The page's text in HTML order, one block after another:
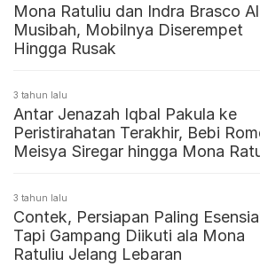
Mona Ratuliu dan Indra Brasco
Musibah, Mobilnya Diserempet
Hingga Rusak
3 tahun lalu
Antar Jenazah Iqbal Pakula ke
Peristirahatan Terakhir, Bebi
Meisya Siregar hingga Mona
3 tahun lalu
Contek, Persiapan Paling
Tapi Gampang Diikuti ala Mona
Ratuliu Jelang Lebaran